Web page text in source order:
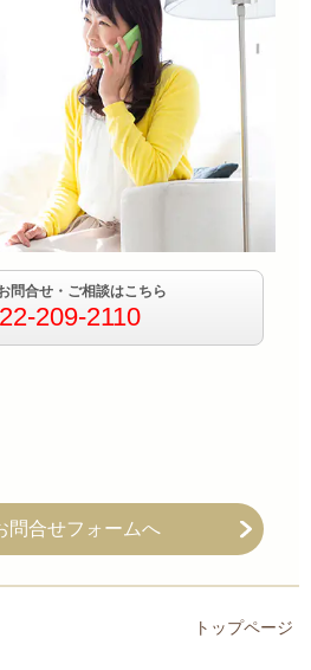
問合せ・ご相談はこちら
209-2110
問合せフォームへ
トップページ